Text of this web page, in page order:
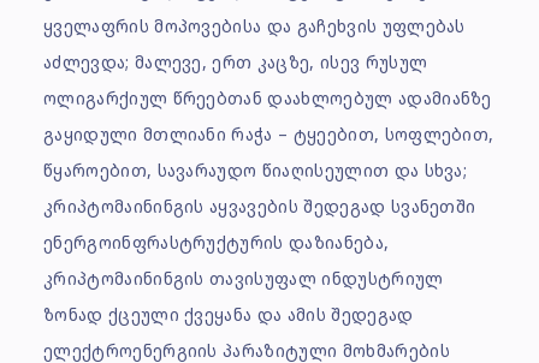
ყველაფრის მოპოვებისა და გაჩეხვის უფლებას
აძლევდა; მალევე, ერთ კაცზე, ისევ რუსულ
ოლიგარქიულ წრეებთან დაახლოებულ ადამიანზე
გაყიდული მთლიანი რაჭა – ტყეებით, სოფლებით,
წყაროებით, სავარაუდო წიაღისეულით და სხვა;
კრიპტომაინინგის აყვავების შედეგად სვანეთში
ენერგოინფრასტრუქტურის დაზიანება,
კრიპტომაინინგის თავისუფალ ინდუსტრიულ
ზონად ქცეული ქვეყანა და ამის შედეგად
ელექტროენერგიის პარაზიტული მოხმარების